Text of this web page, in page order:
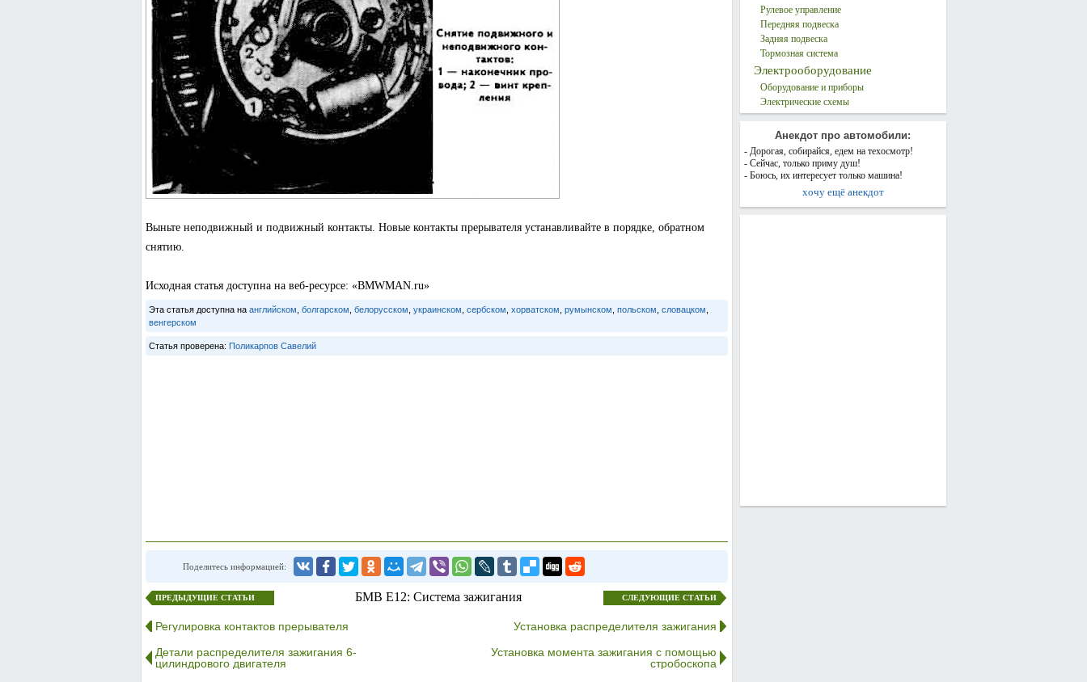
Выньте неподвижный и подвижный контакты. Новые контакты прерывателя устанавливайте в порядке, обратном
снятию.
Исходная статья доступна на веб-ресурсе: «BMWMAN.ru»
Эта статья доступна на английском болгарском белорусском украинском сербском хорватском румынском польском словацком
венгерском
Статья проверена: Поликарпов Савелий
Поделитесь информацией:
ПРЕДЫДУЩИЕ СТАТЬИ БМВ E12: Система зажигания СЛЕДУЮЩИЕ СТАТЬИ
Регулировка контактов прерывателя
Детали распределителя зажигания 6-
цилиндрового двигателя
Установка распределителя зажигания
Установка момента зажигания с помощью
стробоскопа
Рулевое управление
Передняя подвеска
Задняя подвеска
Тормозная система
Электрооборудование
Оборудование и приборы
Электрические схемы
Анекдот про автомобили:
- Дорогая, собирайся, едем на техосмотр!
- Сейчас, только приму душ!
- Боюсь, их интересует только машина!
хочу ещё анекдот